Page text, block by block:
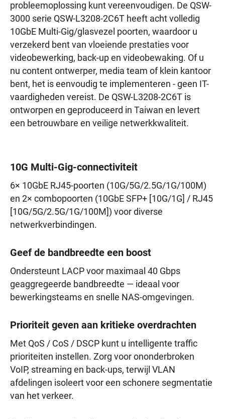
probleemoplossing kunt vereenvoudigen. De QSW-
3000 serie QSW-L3208-2C6T heeft acht volledig
10GbE Multi-Gig/glasvezel poorten, waardoor u
verzekerd bent van vloeiende prestaties voor
videobewerking, back-up en videobewaking. Of u
nu content ontwerper, media team of klein kantoor
bent, het is eenvoudig te implementeren - geen IT-
vaardigheden vereist. De QSW-L3208-2C6T is
ontworpen en geproduceerd in Taiwan en levert
een betrouwbare en veilige netwerkkwaliteit.
10G Multi-Gig-connectiviteit
6× 10GbE RJ45-poorten (10G/5G/2.5G/1G/100M)
en 2× combopoorten (10GbE SFP+ [10G/1G] / RJ45
[10G/5G/2.5G/1G/100M]) voor diverse
netwerkverbindingen.
Geef de bandbreedte een boost
Ondersteunt LACP voor maximaal 40 Gbps
geaggregeerde bandbreedte — ideaal voor
bewerkingsteams en snelle NAS-omgevingen.
Prioriteit geven aan kritieke overdrachten
Met QoS / CoS / DSCP kunt u intelligente traffic
prioriteiten instellen. Zorg voor ononderbroken
VoIP, streaming en back-ups, terwijl VLAN
afdelingen isoleert voor een schonere segmentatie
van het verkeer.